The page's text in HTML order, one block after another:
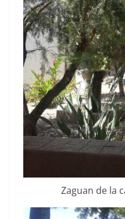
Zaguan de la